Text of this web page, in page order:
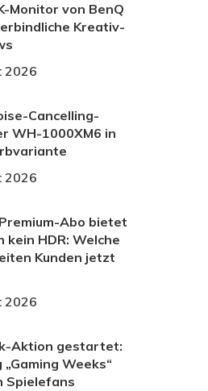
Monitor von BenQ
Kreativ-
2026
Cancelling-
WH-1000XM6 in
2026
Abo bietet
kein HDR: Welche
Kunden jetzt
2026
Aktion gestartet:
„Gaming Weeks“
Spielefans